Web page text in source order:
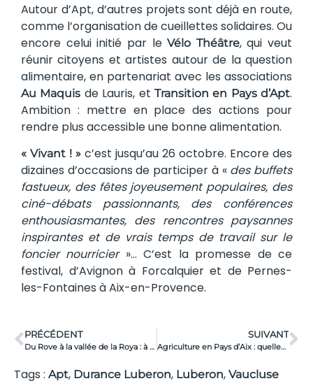
Autour d’Apt, d’autres projets sont déjà en route,
comme l’organisation de cueillettes solidaires. Ou
encore celui initié par leVélo Théâtre, qui veut
réunir citoyens et artistes autour de la question
alimentaire, en partenariat avec les associations
Au Maquis de Lauris, et Transition en Pays d’Apt.
Ambition : mettre en place des actions pour
rendre plus accessible une bonne alimentation.
« Vivant ! » c’est jusqu’au 26 octobre. Encore des
dizaines d’occasions de participer à « des buffets
fastueux, des fêtes joyeusement populaires, des
ciné-débats passionnants, des conférences
enthousiasmantes, des rencontres paysannes
inspirantes et de vrais temps de travail sur le
foncier nourricier»… C’est la promesse de ce
festival, d’Avignon à Forcalquier et de Pernes-
les-Fontaines à Aix-en-Provence.
PRÉCÉDENT
Du Rove à la vallée de la Roya : à CHEESE, les terroirs tissent leur avenir
SUIVANT
Agriculture en Pays d’Aix : quelles réponses au changement climatique ?
Tags : Apt, Durance Luberon, Luberon, Vaucluse